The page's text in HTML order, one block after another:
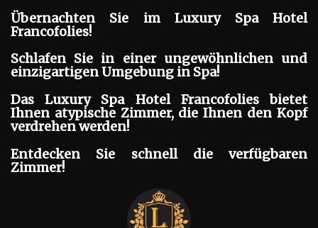
Übernachten Sie im Luxury Spa Hotel
Francofolies!
Schlafen Sie in einer ungewöhnlichen und
einzigartigen Umgebung in Spa!
Das Luxury Spa Hotel Francofolies bietet
Ihnen atypische Zimmer, die Ihnen den Kopf
verdrehen werden!
Entdecken Sie schnell die verfügbaren
Zimmer!